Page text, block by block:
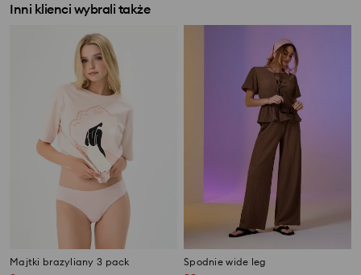
Inni klienci wybrali także
Majtki brazyliany 3 pack Spodnie wide leg